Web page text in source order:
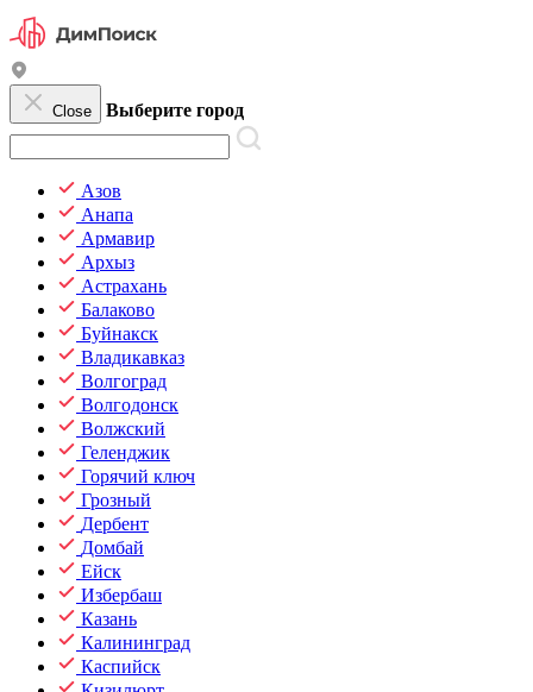
Close Выберите город
Азов
Анапа
Армавир
Архыз
Астрахань
Балаково
Буйнакск
Владикавказ
Волгоград
Волгодонск
Волжский
Геленджик
Горячий ключ
Грозный
Дербент
Домбай
Ейск
Избербаш
Казань
Калининград
Каспийск